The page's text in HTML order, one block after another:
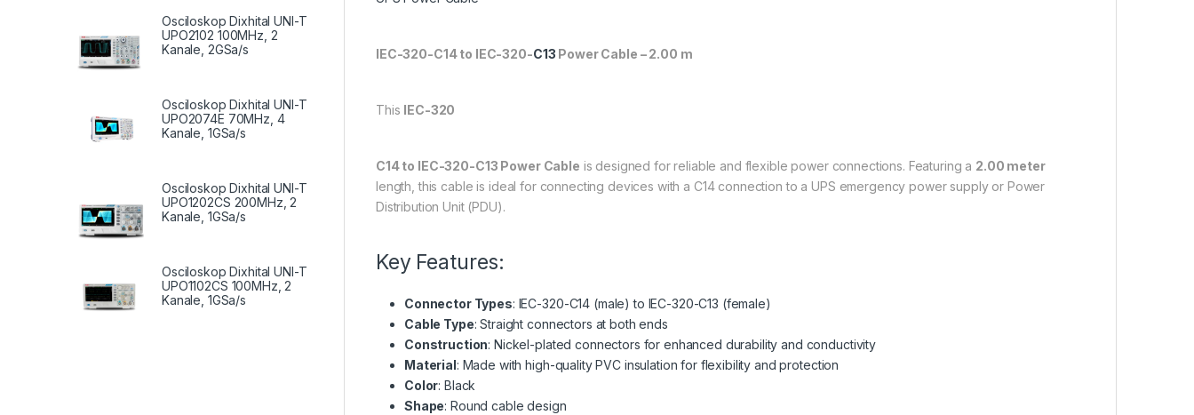
IEC-320-C14 to IEC-320-C13 Power Cable – 2.00 m
This IEC-320
C14 to IEC-320-C13 Power Cable is designed for reliable and flexible power connections. Featuring a 2.00 meter
length, this cable is ideal for connecting devices with a C14 connection to a UPS emergency power supply or Power
Distribution Unit (PDU).
Key Features:
Connector Types: IEC-320-C14 (male) to IEC-320-C13 (female)
Cable Type: Straight connectors at both ends
Construction: Nickel-plated connectors for enhanced durability and conductivity
Material: Made with high-quality PVC insulation for flexibility and protection
Color: Black
Shape: Round cable design
Osciloskop Dixhital UNI-T
UPO2102 100MHz, 2
Kanale, 2GSa/s
Osciloskop Dixhital UNI-T
UPO2074E 70MHz, 4
Kanale, 1GSa/s
Osciloskop Dixhital UNI-T
UPO1202CS 200MHz, 2
Kanale, 1GSa/s
Osciloskop Dixhital UNI-T
UPO1102CS 100MHz, 2
Kanale, 1GSa/s